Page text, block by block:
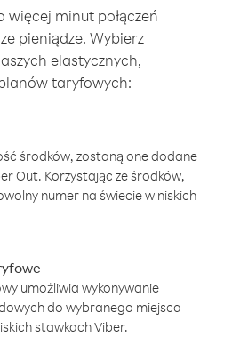
więcej minut połączeń
pieniądze. Wybierz
elastycznych,
taryfowych:
środków, zostaną one dodane
Out. Korzystając ze środków,
numer na świecie w niskich
umożliwia wykonywanie
do wybranego miejsca
stawkach Viber.